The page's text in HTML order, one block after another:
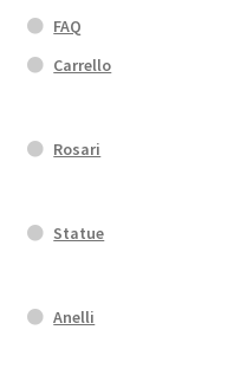
FAQ
Carrello
Rosari
Statue
Anelli